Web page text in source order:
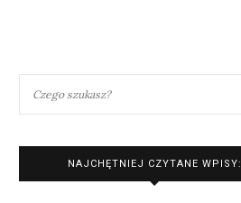
NAJCHĘTNIEJ CZYTANE WPISY: